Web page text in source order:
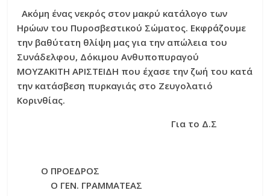
Ακόμη ένας νεκρός στον μακρύ κατάλογο των
Ηρώων του Πυροσβεστικού Σώματος. Εκφράζουμε
την βαθύτατη θλίψη μας για την απώλεια του
Συνάδελφου, Δόκιμου Ανθυποπυραγού
ΜΟΥΖΑΚΙΤΗ ΑΡΙΣΤΕΙΔΗ που έχασε την ζωή του κατά
την κατάσβεση πυρκαγιάς στο Ζευγολατιό
Κορινθίας.
Για το Δ.Σ
Ο ΠΡΟΕΔΡΟΣ
Ο ΓΕΝ. ΓΡΑΜΜΑΤΕΑΣ